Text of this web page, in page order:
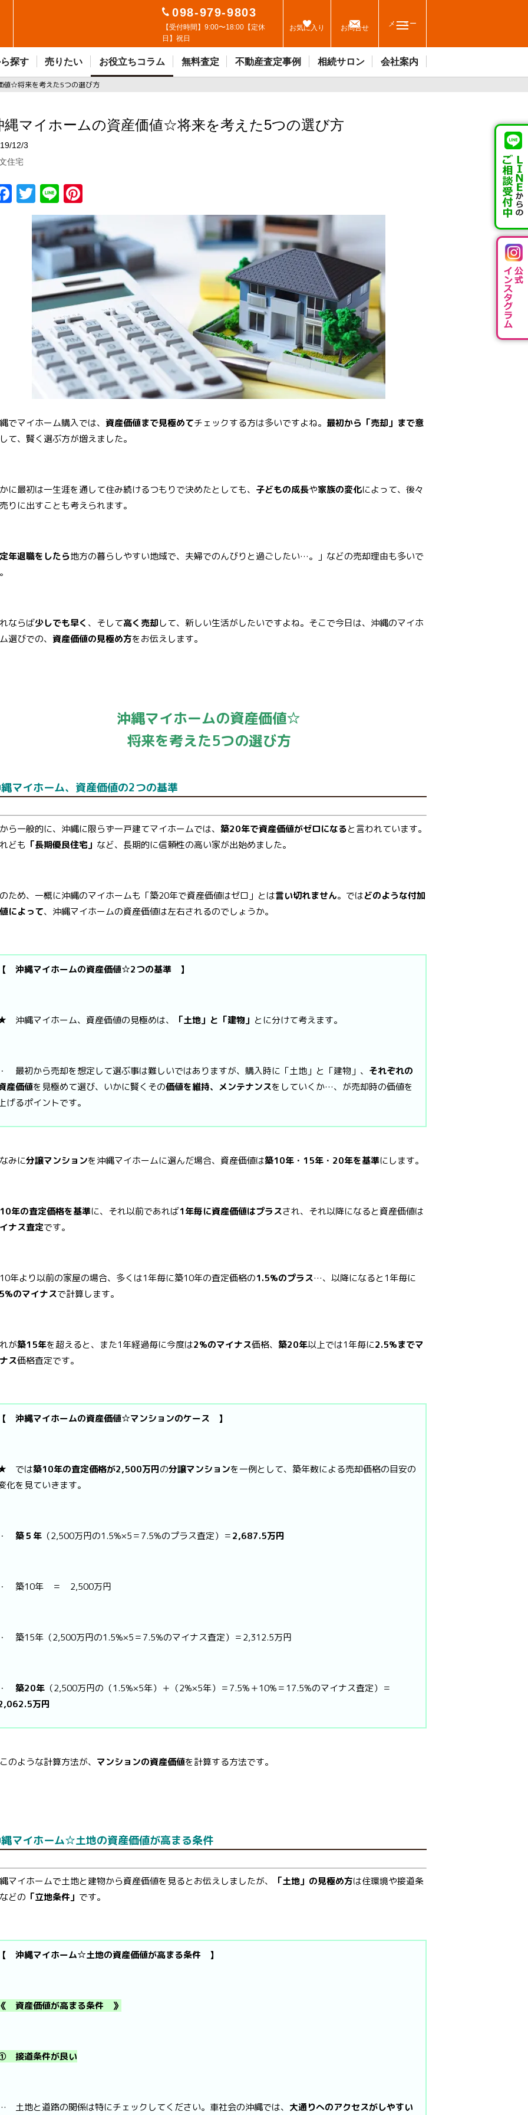
098-979-9803
【受付時間】9:00〜18:00【定休
日】祝日
お気に入り お問合せ メニュー
探す 売りたい お役立ちコラム 無料査定 不動産査定事例 相続サロン 会社案内
値☆将来を考えた5つの選び方
縄マイホームの資産価値☆将来を考えた5つの選び方
12/3
住宅
F T
w
it
t
er
Li
n
e
n
t
er
e
st
でマイホーム購入では、 資産価値まで見極めてチェックする方は多いですよね。 最初から「売却」まで意
して、賢く選ぶ方が増えました。
に最初は一生涯を通して住み続けるつもりで決めたとしても、 子どもの成長や家族の変化によって、後々
りに出すことも考えられます。
定年退職をしたら地方の暮らしやすい地域で、夫婦でのんびりと過ごしたい…。」などの売却理由も多いで
ならば少しでも早く 、そして高く売却して、新しい生活がしたいですよね。そこで今日は、沖縄のマイホ
選びでの、 資産価値の見極め方をお伝えします。
沖縄マイホームの資産価値☆
将来を考えた5つの選び方
マイホーム、資産価値の2つの基準
ら一般的に、沖縄に限らず一戸建てマイホームでは、 築20年で資産価値がゼロになると言われています。
ども 「長期優良住宅」 など、長期的に信頼性の高い家が出始めました。
ため、一概に沖縄のマイホームも「築20年で資産価値はゼロ」とは言い切れません。ではどのような付加
によって、沖縄マイホームの資産価値は左右されるのでしょうか。
沖縄マイホームの資産価値☆2つの基準 】
沖縄マイホーム、資産価値の見極めは、 「土地」と「建物」 とに分けて考えます。
最初から売却を想定して選ぶ事は難しいではありますが、購入時に「土地」と「建物」、 それぞれの
産価値を見極めて選び、いかに賢くその価値を維持、メンテナンスをしていくか…、が売却時の価値を
げるポイントです。
みに分譲マンションを沖縄マイホームに選んだ場合、資産価値は築10年・15年・20年を基準にします。
年の査定価格を基準に、それ以前であれば1年毎に資産価値はプラスされ、それ以降になると資産価値は
ナス査定です。
年より以前の家屋の場合、多くは1年毎に築10年の査定価格の1.5%のプラス…、以降になると1年毎に
のマイナスで計算します。
が築15年を超えると、また1年経過毎に今度は2%のマイナス価格、 築20年以上では1年毎に2.5%までマ
ス価格査定です。
沖縄マイホームの資産価値☆マンションのケース 】
では築10年の査定価格が2,500万円の分譲マンションを一例として、築年数による売却価格の目安の
化を見ていきます。
築５年 （2,500万円の1.5%×5＝7.5%のプラス査定）＝2,687.5万円
築10年 ＝ 2,500万円
築15年（2,500万円の1.5%×5＝7.5%のマイナス査定）＝2,312.5万円
築20年 （2,500万円の（1.5%×5年）＋（2%×5年）＝7.5%＋10%＝17.5%のマイナス査定）＝
万円
のような計算方法が、 マンションの資産価値を計算する方法です。
マイホーム☆土地の資産価値が高まる条件
マイホームで土地と建物から資産価値を見るとお伝えしましたが、 「土地」の見極め方は住環境や接道条
どの 「立地条件」 です。
沖縄マイホーム☆土地の資産価値が高まる条件 】
資産価値が高まる条件 》
接道条件が良い
土地と道路の関係は特にチェックしてください。車社会の沖縄では、 大通りへのアクセスがしやすい